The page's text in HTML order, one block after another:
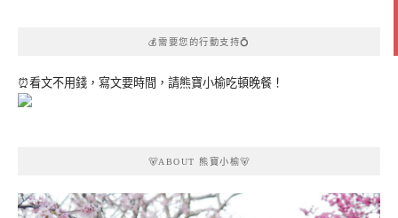
💰需要您的行動支持💍
⏰看文不用錢，寫文要時間，請熊寶小榆吃頓晚餐！
🐻ABOUT 熊寶小榆🐻